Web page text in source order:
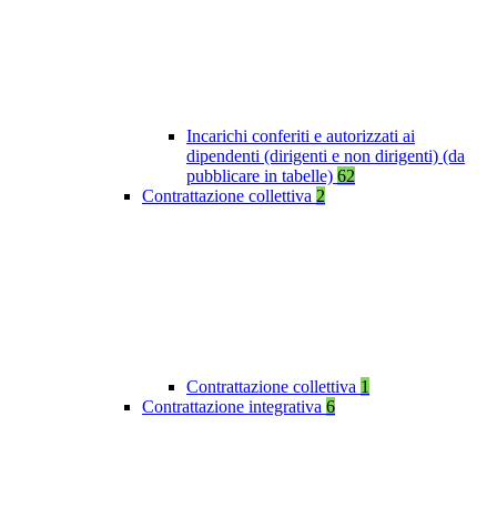
Incarichi conferiti e autorizzati ai
dipendenti (dirigenti e non dirigenti) (da
pubblicare in tabelle) 62
Contrattazione collettiva 2
Contrattazione collettiva 1
Contrattazione integrativa 6